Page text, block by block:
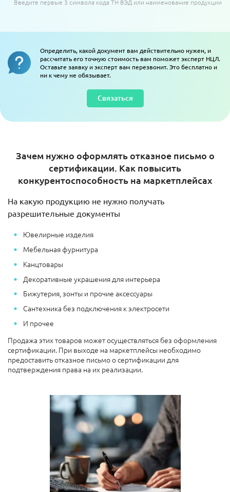
Введите первые 3 символа кода ТН ВЭД или наименование продукции
Определить, какой документ вам действительно нужен, и
рассчитать его точную стоимость вам поможет эксперт НЦЛ.
Оставьте заявку и эксперт вам перезвонит. Это бесплатно и
ни к чему не обязывает.
Связаться
Зачем нужно оформлять отказное письмо о
сертификации. Как повысить
конкурентоспособность на маркетплейсах
На какую продукцию не нужно получать
разрешительные документы
Ювелирные изделия
Мебельная фурнитура
Канцтовары
Декоративные украшения для интерьера
Бижутерия, зонты и прочие аксессуары
Сантехника без подключения к электросети
И прочее
Продажа этих товаров может осуществляться без оформления
сертификации. При выходе на маркетплейсы необходимо
предоставить отказное письмо о сертификации для
подтверждения права на их реализации.